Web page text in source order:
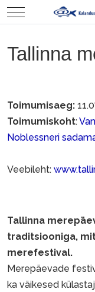
Mobile Menu
Tallinna
Toimumisaeg:
Toimumiskoht:
Noblessneri
Veebileht:
Tallinna
traditsiooniga,
merefestival.
Merepäevade
ka väikesed